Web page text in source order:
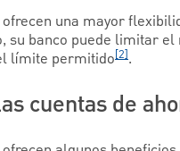
una mayor
banco puede limitar
límite permitido[2].
cuentas de